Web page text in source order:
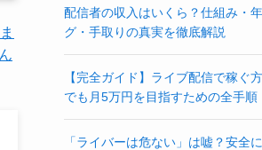
配信者の収入はいくら？仕組み・
グ・手取りの真実を徹底解説
【完全ガイド】ライブ配信で稼ぐ
でも月5万円を目指すための全手順
「ライバーは危ない」は嘘？安全